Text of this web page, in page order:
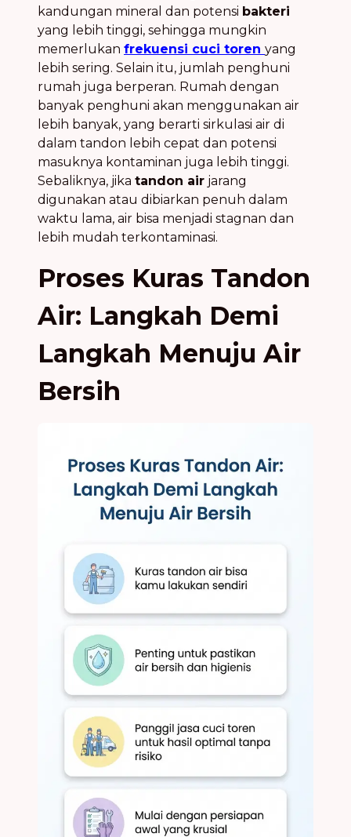
kandungan mineral dan potensi bakteri
yang lebih tinggi, sehingga mungkin
memerlukan frekuensi cuci toren yang
lebih sering. Selain itu, jumlah penghuni
rumah juga berperan. Rumah dengan
banyak penghuni akan menggunakan air
lebih banyak, yang berarti sirkulasi air di
dalam tandon lebih cepat dan potensi
masuknya kontaminan juga lebih tinggi.
Sebaliknya, jika tandon air jarang
digunakan atau dibiarkan penuh dalam
waktu lama, air bisa menjadi stagnan dan
lebih mudah terkontaminasi.
Proses Kuras Tandon
Air: Langkah Demi
Langkah Menuju Air
Bersih